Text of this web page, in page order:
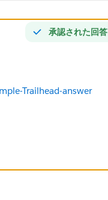
承認された回答
Trailhead-answer